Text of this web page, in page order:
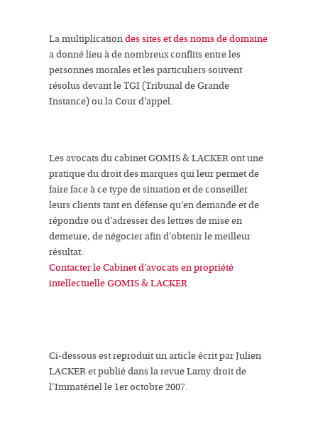
La multiplicationdes sites et desnoms de domaine
a donné lieu à de nombreux conflits entre les
personnes morales et les particuliers souvent
résolus devant le TGI (Tribunal de Grande
Instance) ou la Cour d’appel.
Les avocats du cabinet GOMIS & LACKER ont une
pratique du droit des marques qui leur permet de
faire face à ce type de situation et de conseiller
leurs clients tant en défense qu’en demande et de
répondre ou d’adresser des lettres de mise en
demeure, de négocier afin d’obtenir le meilleur
résultat.
Contacter le Cabinet d’avocats en propriété
intellectuelle GOMIS & LACKER
Ci-dessous est reproduit un article écrit par Julien
LACKER et publié dans la revue Lamy droit de
l’Immatériel le 1er octobre 2007.